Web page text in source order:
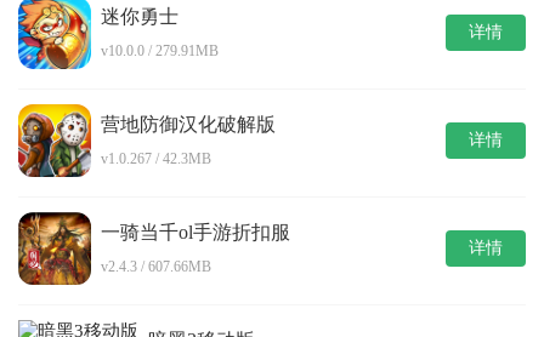
迷你勇士
v10.0.0 / 279.91MB
详情
营地防御汉化破解版
v1.0.267 / 42.3MB
详情
一骑当千ol手游折扣服
v2.4.3 / 607.66MB
详情